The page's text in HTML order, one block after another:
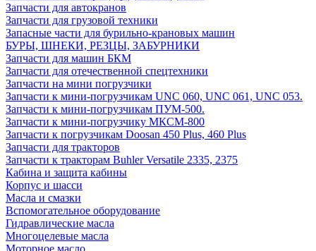
Запчасти для автокранов
Запчасти для грузовой техники
Запасные части для бурильно-крановых машин
БУРЫ, ШНЕКИ, РЕЗЦЫ, ЗАБУРНИКИ
Запчасти для машин БКМ
Запчасти для отечественной спецтехники
Запчасти на мини погрузчики
Запчасти к мини-погрузчикам UNC 060, UNC 061, UNC 053.
Запчасти к мини-погрузчикам ПУМ-500.
Запчасти к мини-погрузчику МКСМ-800
Запчасти к погрузчикам Doosan 450 Plus, 460 Plus
Запчасти для тракторов
Запчасти к тракторам Buhler Versatile 2335, 2375
Кабина и защита кабины
Корпус и шасси
Масла и смазки
Вспомогательное оборудование
Гидравлические масла
Многоцелевые масла
Моторное масло